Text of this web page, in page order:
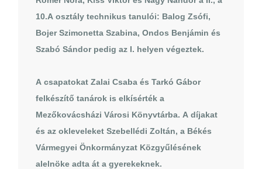
10.A osztály technikus tanulói: Balog Zsófi,
Bojer Szimonetta Szabina, Ondos Benjámin és
Szabó Sándor pedig az I. helyen végeztek.
A csapatokat Zalai Csaba és Tarkó Gábor
felkészítő tanárok is elkísérték a
Mezőkovácsházi Városi Könyvtárba. A díjakat
és az okleveleket Szebellédi Zoltán, a Békés
Vármegyei Önkormányzat Közgyűlésének
alelnöke adta át a gyerekeknek.